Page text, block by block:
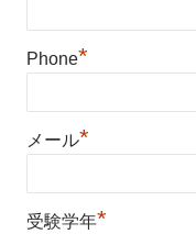
Phone*
メール*
受験学年*